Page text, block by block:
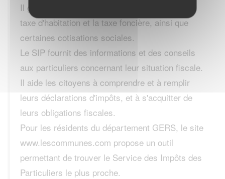
Il gère également les impôts locaux, comme la
taxe d'habitation et la taxe foncière, ainsi que
certaines cotisations sociales.
Le SIP fournit des informations et des conseils
aux particuliers concernant leur situation fiscale.
Il aide les citoyens à comprendre et à remplir
leurs déclarations d'impôts, et à s'acquitter de
leurs obligations fiscales.
Pour les résidents du département GERS, le site
www.lescommunes.com propose un outil
permettant de trouver le Service des Impôts des
Particuliers le plus proche.